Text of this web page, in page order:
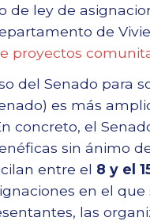
de ley de
de
proyectos
del Senado para
es más
concreto, el
sin ánimo
entre el 8 y el
en el
las